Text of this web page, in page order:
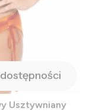
Usztywniany